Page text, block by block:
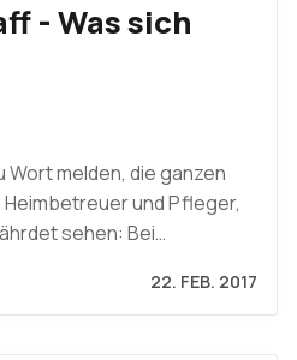
- Was sich
melden, die ganzen
und Pfleger,
sehen: Bei…
22. FEB. 2017